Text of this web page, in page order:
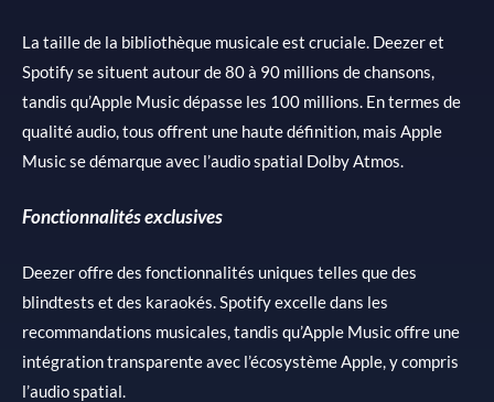
La taille de la bibliothèque musicale est cruciale. Deezer et
Spotify se situent autour de 80 à 90 millions de chansons,
tandis qu’Apple Music dépasse les 100 millions. En termes de
qualité audio, tous offrent une haute définition, mais Apple
Music se démarque avec l’audio spatial Dolby Atmos.
Fonctionnalités exclusives
Deezer offre des fonctionnalités uniques telles que des
blindtests et des karaokés. Spotify excelle dans les
recommandations musicales, tandis qu’Apple Music offre une
intégration transparente avec l’écosystème Apple, y compris
l’audio spatial.